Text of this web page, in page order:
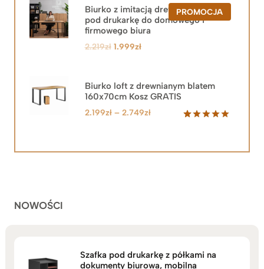
PROMOCJAPRODUKT
W
Biurko z imitacją drewna z szafką
pod drukarkę do domowego i
firmowego biura
2.219zł Pierwotna
2.219zł.
1.999złAktualna
1.999zł.
Biurko loft z drewnianym blatem
160x70cm Kosz GRATIS
2.199zł – 2.749złZakres
2.199zł
NOWOŚCI
Szafka pod drukarkę z półkami na
dokumenty biurowa, mobilna